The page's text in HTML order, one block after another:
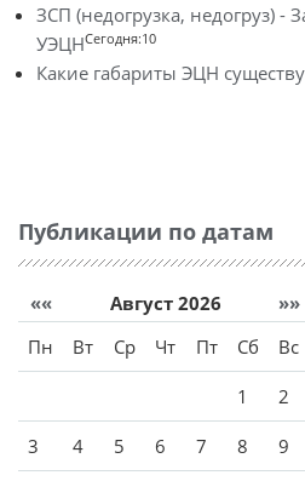
ЗСП (недогрузка, недогруз) -
УЭЦНСегодня:10
Какие габариты ЭЦН
Публикации по датам
«« Август 2026
»»
Пн
Вт Ср Чт Пт Сб Вс
1 2
3 4 5 6 7 8 9